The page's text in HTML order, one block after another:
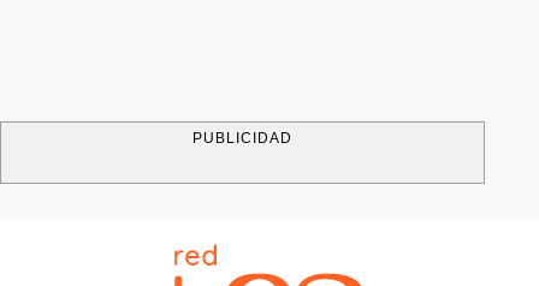
PUBLICIDAD